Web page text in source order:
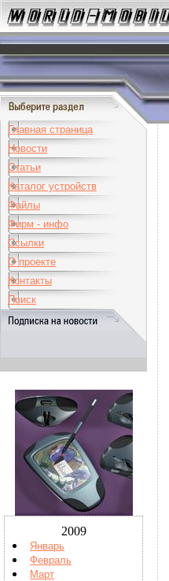
Главная страница
Новости
Статьи
Каталог устройств
Файлы
Фирм - инфо
Ссылки
О проекте
Контакты
Поиск
2009
Январь
Февраль
Март